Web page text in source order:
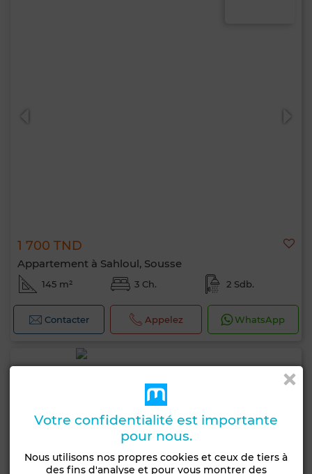
1 700 TND
Appartement à Sahloul, Sousse
145 m² 3 Ch. 2 Sdb.
Contacter Appelez WhatsApp
Votre confidentialité est importante
pour nous.
Nous utilisons nos propres cookies et ceux de tiers à
des fins d'analyse et pour vous montrer des